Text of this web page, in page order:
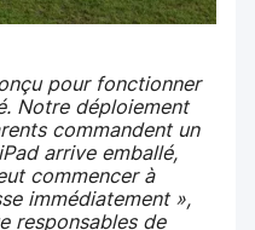
pour fonctionner
Notre déploiement
commandent un
arrive emballé,
commencer à
immédiatement »,
responsables de